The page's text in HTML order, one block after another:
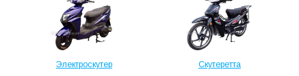
Электроскутер Скутеретта